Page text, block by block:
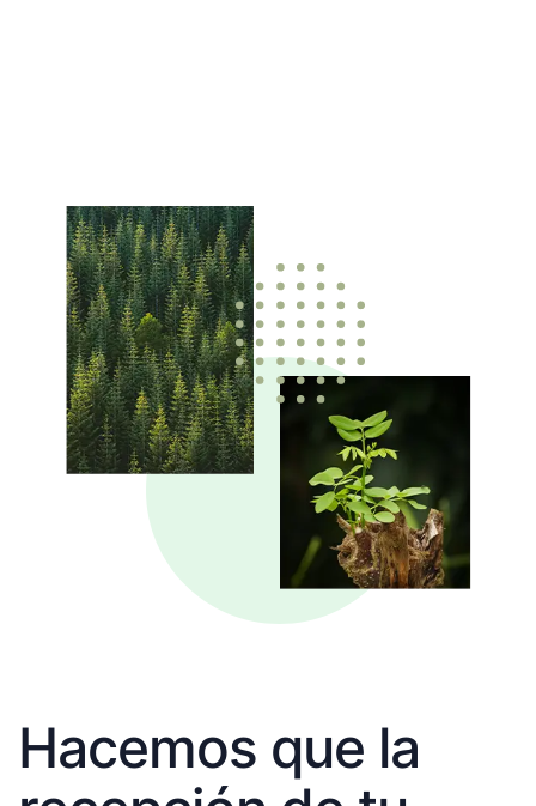
Hacemos que la